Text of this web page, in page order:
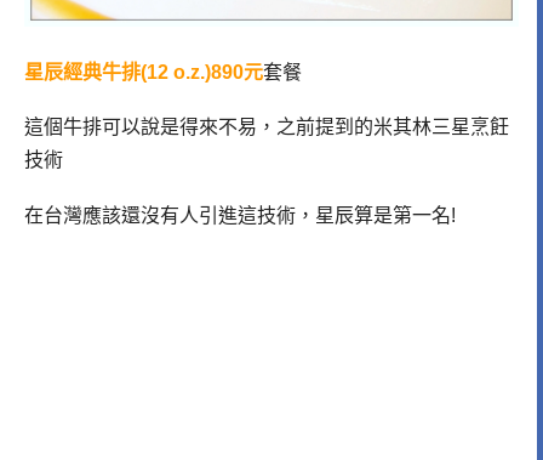
星辰經典牛排(12 o.z.)890元套餐
這個牛排可以說是得來不易，之前提到的米其林三星烹飪
技術
在台灣應該還沒有人引進這技術，星辰算是第一名!